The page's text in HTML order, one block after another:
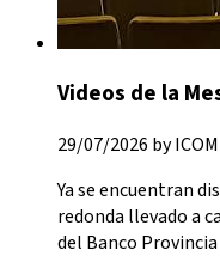
Videos de la
29/07/2026 by
Ya se encuentran
redonda llevado a
del Banco Provincia